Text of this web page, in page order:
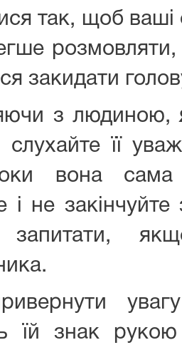
так, щоб ваші
розмовляти,
закидати
з людиною,
слухайте її
вона
і не
запитати,
їй знак